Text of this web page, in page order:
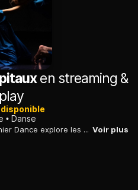
en streaming &
Danse
À Stuttgart, la compagnie Gauthier Dance explore les sept péchés capitaux dans un spectacle en forme de cadavre exquis, conçu par sept chorégraphes différents. Voir plus